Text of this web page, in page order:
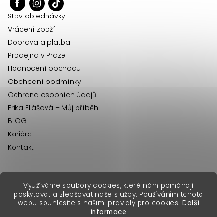
Využíváme soubory cookies, které nám pomáhají
poskytovat a zlepšovat naše služby. Používáním tohoto
webu souhlasíte s našimi pravidly pro cookies. Další
informace
Stav objednávky
Vrácení zboží
Doprava a platba
Prodejna v Praze
Hodnocení obchodu
Obchodní podmínky
Ochrana osobních údajů
Erika Eliášová – Můj příběh
BLOG
Kariéra
Kontakt
Vytvořil Shoptet Premium
Copyright 2026Erika Fashion. Všechna práva vyhrazena.
erikafashion.sk